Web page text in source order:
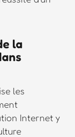
la
les
Internet y